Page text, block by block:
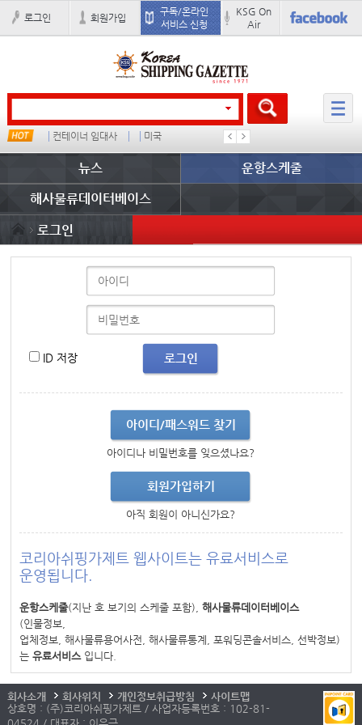
로그인 회원가입
구독/온라인
서비스 신청
KSG On
Air
컨테이너 임대사 미국
뉴스 운항스케줄
해사물류데이터베이스
로그인
로그인
ID 저장
아이디/패스워드 찾기
아이디나 비밀번호를 잊으셨나요?
회원가입하기
아직 회원이 아니신가요?
코리아쉬핑가제트 웹사이트는 유료서비스로
운영됩니다.
운항스케줄(지난 호 보기의 스케줄 포함),해사물류데이터베이스
(인물정보,
업체정보, 해사물류용어사전, 해사물류통계, 포워딩콘솔서비스, 선박정보)
는유료서비스입니다.
회사소개 회사위치 개인정보취급방침
사이트맵
상호명 : (주)코리아쉬핑가제트 / 사업자등록번호 : 102-81-